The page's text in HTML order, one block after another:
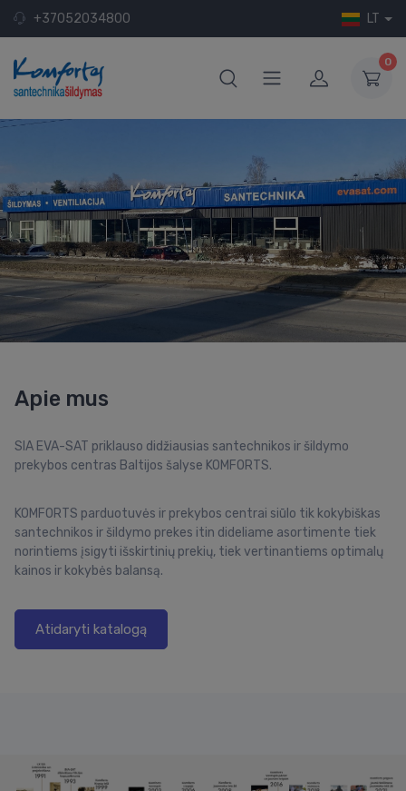
+37052034800 LT
0
Apie mus
SIA EVA-SAT priklauso didžiausias santechnikos ir šildymo
prekybos centras Baltijos šalyse KOMFORTS.
KOMFORTS parduotuvės ir prekybos centrai siūlo tik kokybiškas
santechnikos ir šildymo prekes itin dideliame asortimente tiek
norintiems įsigyti išskirtinių prekių, tiek vertinantiems optimalų
kainos ir kokybės balansą.
Atidaryti katalogą